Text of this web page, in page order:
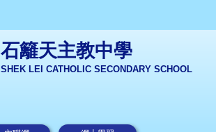
石籬天主教中學
SHEK LEI CATHOLIC SECONDARY SCHOOL